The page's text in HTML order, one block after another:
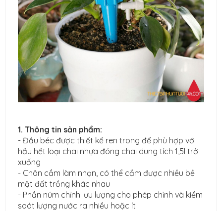
1. Thông tin sản phẩm:
- Đầu béc được thiết kế ren trong để phù hợp với
hầu hết loại chai nhựa đóng chai dung tích 1,5l trở
xuống
- Chân cắm làm nhọn, có thể cắm được nhiều bề
mặt đất trồng khác nhau
- Phần núm chỉnh lưu lượng cho phép chỉnh và kiểm
soát lượng nước ra nhiều hoặc ít